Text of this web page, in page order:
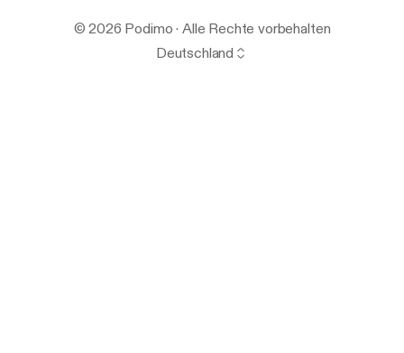
© 2026 Podimo · Alle Rechte vorbehalten
Deutschland